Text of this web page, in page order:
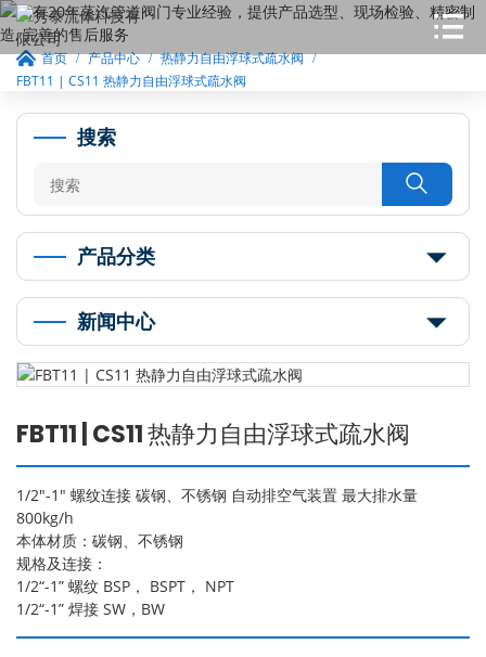
首页 产品中心
热静力自由浮球式疏水阀
FBT11 | CS11 热静力自由浮球式疏水阀
搜索

产品分类
新闻中心
FBT11 | CS11 热静力自由浮球式疏水阀
1/2"-1" 螺纹连接 碳钢、不锈钢 自动排空气装置 最大排水量
800kg/h
本体材质：碳钢、不锈钢
规格及连接：
1/2“-1” 螺纹 BSP， BSPT， NPT
1/2“-1” 焊接 SW，BW